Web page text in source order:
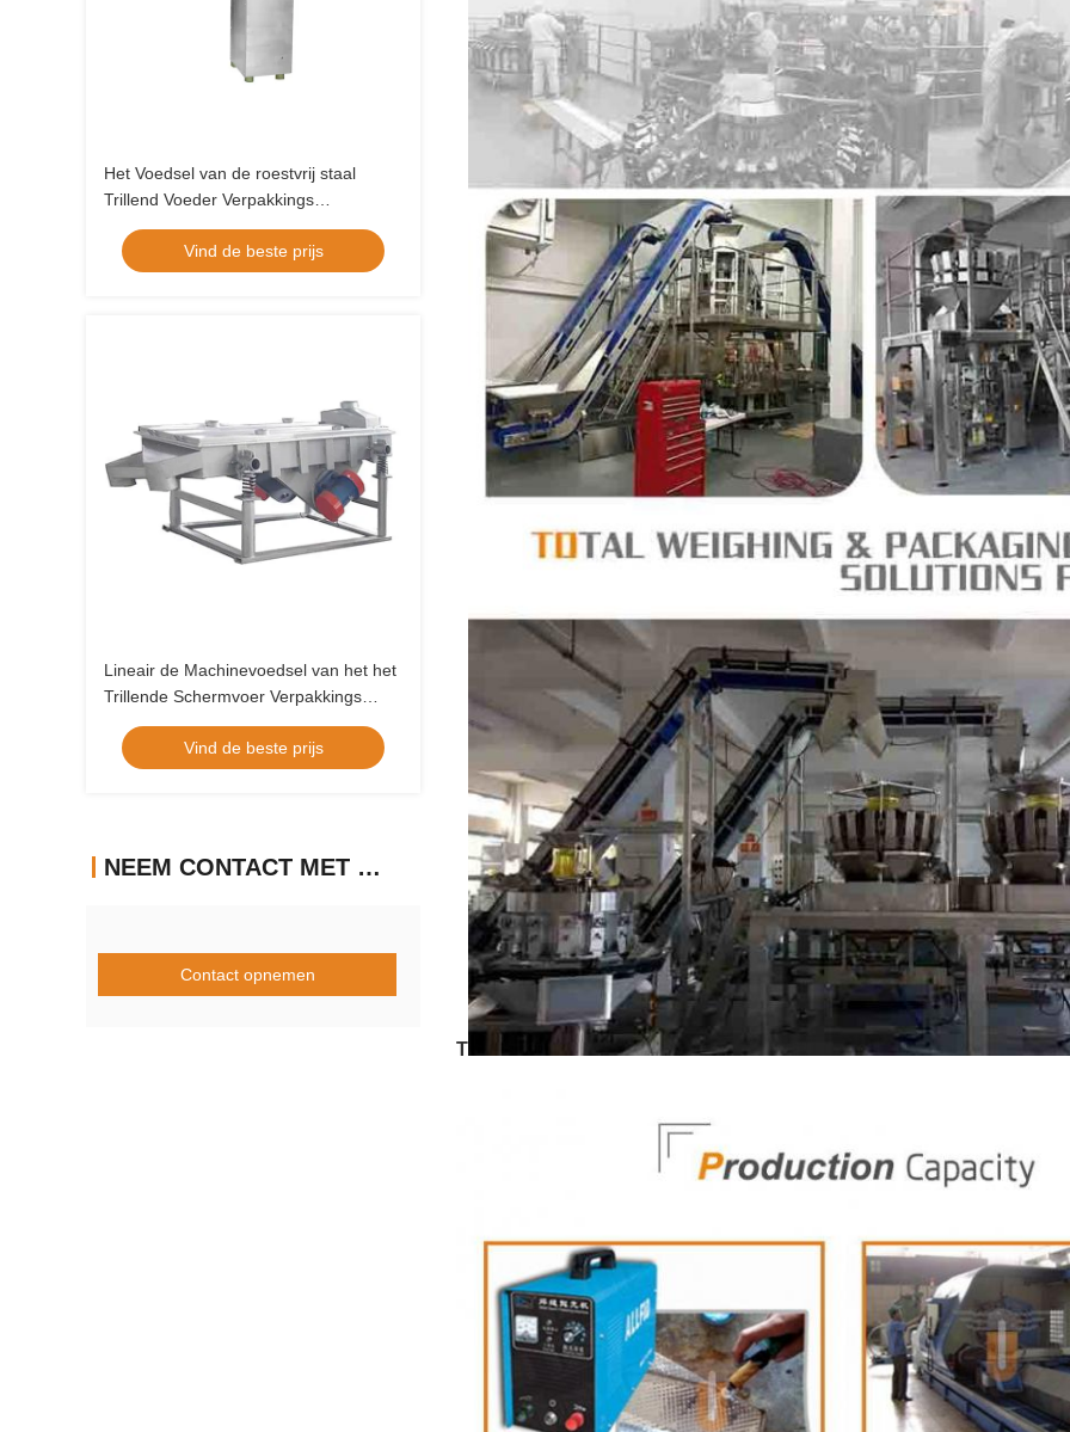
Het Voedsel van de roestvrij staal
Trillend Voeder Verpakkings
Hulpmateriaal
Vind de beste prijs
Lineair de Machinevoedsel van het het
Trillende Schermvoer Verpakkings
Hulpmateriaal
Vind de beste prijs
NEEM CONTACT MET ONS OP
Contact opnemen
T